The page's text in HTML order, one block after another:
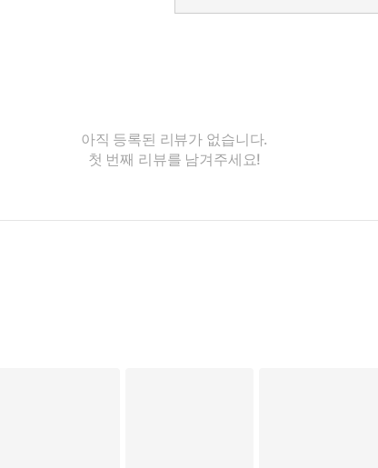
아직 등록된 리뷰가 없습니다.
첫 번째 리뷰를 남겨주세요!